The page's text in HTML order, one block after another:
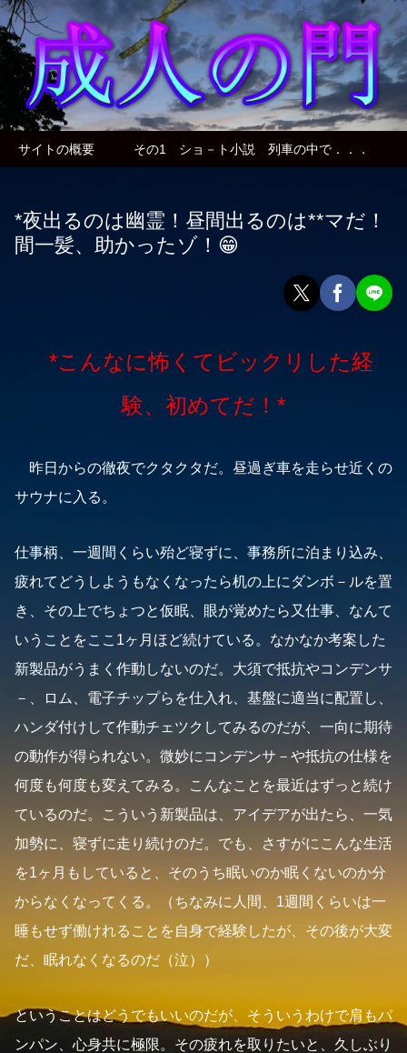
サイトの概要 その1 ショ－ト小説 列車の中で．．．
*夜出るのは幽霊！昼間出るのは**マだ！
間一髪、助かったゾ！😁
*こんなに怖くてビックリした経
験、初めてだ！*
昨日からの徹夜でクタクタだ。昼過ぎ車を走らせ近くの
サウナに入る。
仕事柄、一週間くらい殆ど寝ずに、事務所に泊まり込み、
疲れてどうしようもなくなったら机の上にダンボ－ルを置
き、その上でちょつと仮眠、眼が覚めたら又仕事、なんて
いうことをここ1ヶ月ほど続けている。なかなか考案した
新製品がうまく作動しないのだ。大須で抵抗やコンデンサ
－、ロム、電子チップらを仕入れ、基盤に適当に配置し、
ハンダ付けして作動チェツクしてみるのだが、一向に期待
の動作が得られない。微妙にコンデンサ－や抵抗の仕様を
何度も何度も変えてみる。こんなことを最近はずっと続け
ているのだ。こういう新製品は、アイデアが出たら、一気
加勢に、寝ずに走り続けのだ。でも、さすがにこんな生活
を1ヶ月もしていると、そのうち眠いのか眠くないのか分
からなくなってくる。（ちなみに人間、1週間くらいは一
睡もせず働けれることを自身で経験したが、その後が大変
だ、眠れなくなるのだ（泣））
ということはどうでもいいのだが、そういうわけで肩もパ
ンパン、心身共に極限。その疲れを取りたいと、久しぶり